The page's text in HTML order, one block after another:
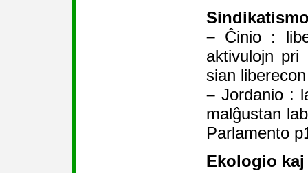
– Ĉinio :
aktivulojn pri
sian
– Jordanio :
malĝustan
Parlamento
Ekologio